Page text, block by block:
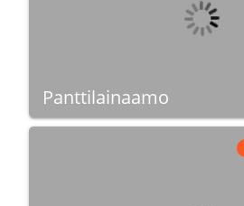
Panttilainaamo